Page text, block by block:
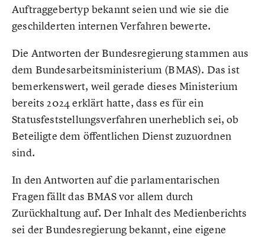
Auftraggebertyp bekannt seien und wie sie die
geschilderten internen Verfahren bewerte.
Die Antworten der Bundesregierung stammen aus
dem Bundesarbeitsministerium (BMAS). Das ist
bemerkenswert, weil gerade dieses Ministerium
bereits 2024 erklärt hatte, dass es für ein
Statusfeststellungsverfahren unerheblich sei, ob
Beteiligte dem öffentlichen Dienst zuzuordnen
sind.
In den Antworten auf die parlamentarischen
Fragen fällt das BMAS vor allem durch
Zurückhaltung auf. Der Inhalt des Medienberichts
sei der Bundesregierung bekannt, eine eigene